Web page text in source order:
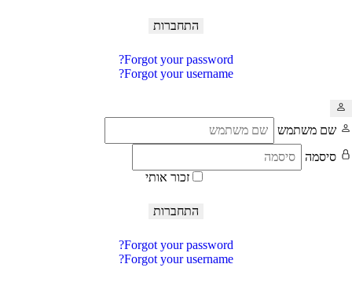
התחברות
Forgot your password?
Forgot your username?
שם משתמש
סיסמה
זכור אותי
התחברות
Forgot your password?
Forgot your username?